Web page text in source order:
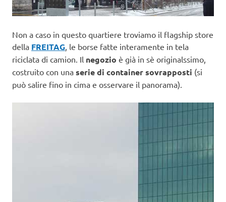
Non a caso in questo quartiere troviamo il flagship store
della FREITAG, le borse fatte interamente in tela
riciclata di camion. Il negozio è già in sè originalssimo,
costruito con una serie di container sovrapposti (si
può salire fino in cima e osservare il panorama).